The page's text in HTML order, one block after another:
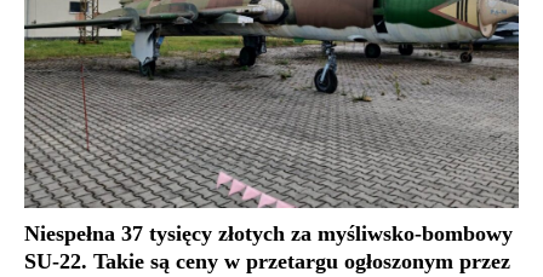
Niespełna 37 tysięcy złotych za myśliwsko-bombowy
SU-22. Takie są ceny w przetargu ogłoszonym przez